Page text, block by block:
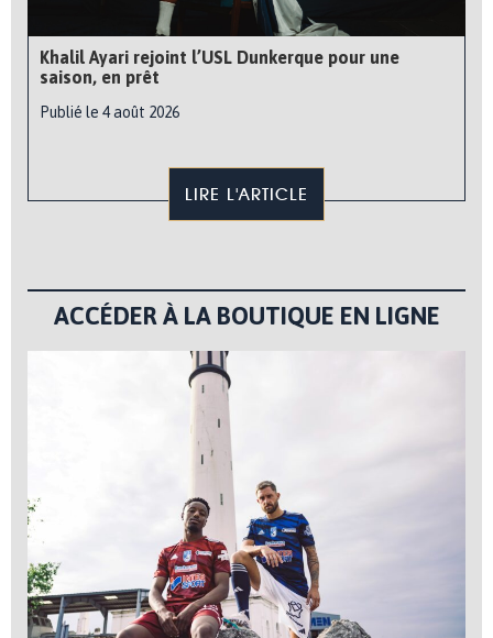
Khalil Ayari rejoint l’USL Dunkerque pour une
saison, en prêt
Publié le 4 août 2026
LIRE L'ARTICLE
ACCÉDER À LA BOUTIQUE EN LIGNE